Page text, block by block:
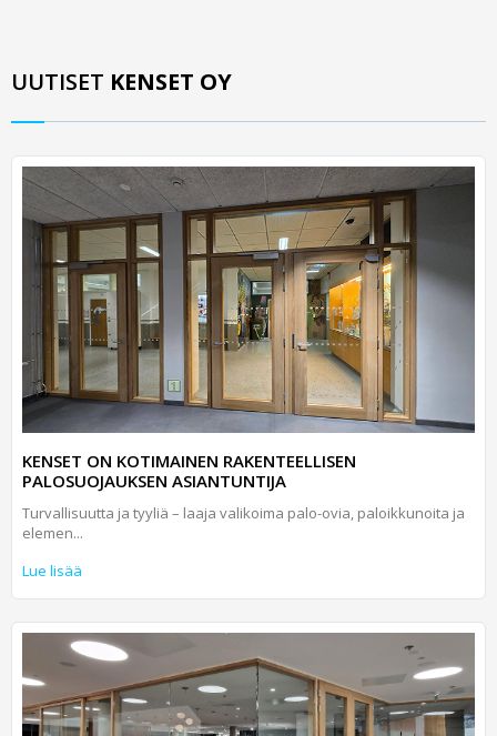
UUTISET KENSET OY
KENSET ON KOTIMAINEN RAKENTEELLISEN
PALOSUOJAUKSEN ASIANTUNTIJA
Turvallisuutta ja tyyliä – laaja valikoima palo-ovia, paloikkunoita ja
elemen...
Lue lisää